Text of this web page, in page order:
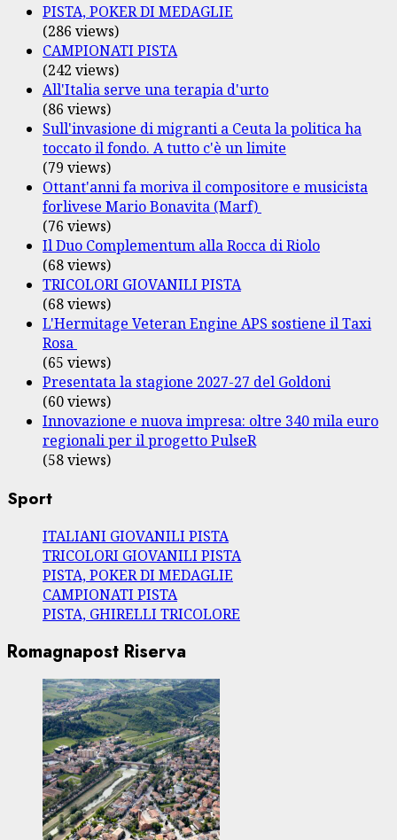
PISTA, POKER DI MEDAGLIE
(286 views)
CAMPIONATI PISTA
(242 views)
All'Italia serve una terapia d'urto
(86 views)
Sull'invasione di migranti a Ceuta la politica ha
toccato il fondo. A tutto c'è un limite
(79 views)
Ottant'anni fa moriva il compositore e musicista
forlivese Mario Bonavita (Marf)
(76 views)
Il Duo Complementum alla Rocca di Riolo
(68 views)
TRICOLORI GIOVANILI PISTA
(68 views)
L'Hermitage Veteran Engine APS sostiene il Taxi
Rosa
(65 views)
Presentata la stagione 2027-27 del Goldoni
(60 views)
Innovazione e nuova impresa: oltre 340 mila euro
regionali per il progetto PulseR
(58 views)
Sport
ITALIANI GIOVANILI PISTA
TRICOLORI GIOVANILI PISTA
PISTA, POKER DI MEDAGLIE
CAMPIONATI PISTA
PISTA, GHIRELLI TRICOLORE
Romagnapost Riserva